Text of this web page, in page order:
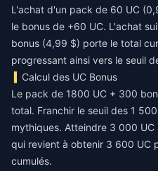
L'achat d'un pack de 60 UC
le bonus de +60 UC. L'achat
bonus (4,99 $) porte le total
progressant ainsi vers le seuil
Calcul des UC Bonus
Le pack de 1800 UC + 300
total. Franchir le seuil des 1
mythiques. Atteindre 3 000
qui revient à obtenir 3 600 UC
cumulés.